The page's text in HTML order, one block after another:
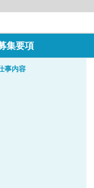
集要項
事内容